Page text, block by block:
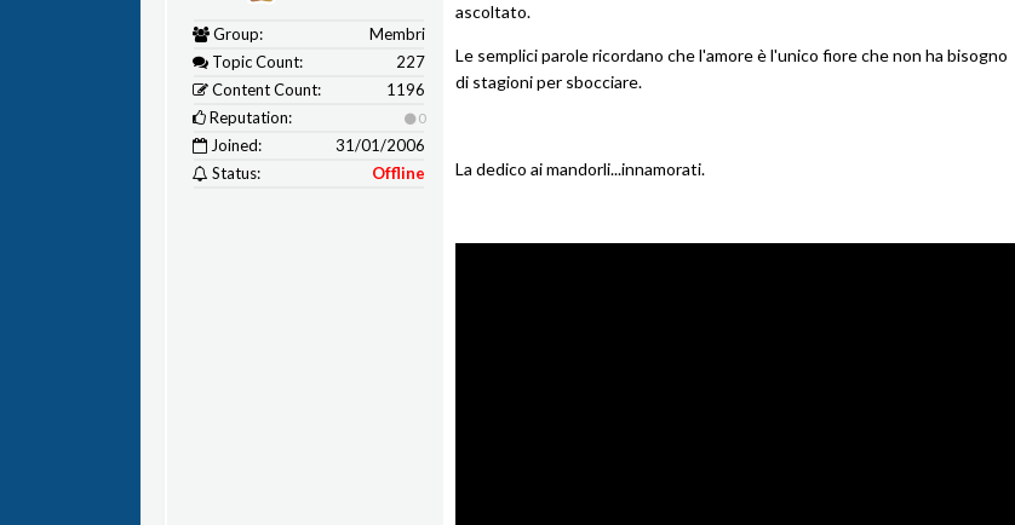
Group:
Membri
Topic Count:
227
Content Count:
1196
Reputation:
0
Joined:
31/01/2006
Status:
Offline
ascoltato.
Le semplici parole ricordano che l'amore è l'unico fiore che non ha bisogno
di stagioni per sbocciare.
La dedico ai mandorli...innamorati.